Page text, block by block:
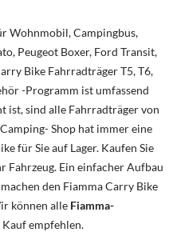
Wohnmobil, Campingbus,
Peugeot Boxer, Ford Transit,
Bike Fahrradträger T5, T6,
-Programm ist umfassend
ist, sind alle Fahrradträger von
Shop hat immer eine
für Sie auf Lager. Kaufen Sie
Fahrzeug. Ein einfacher Aufbau
den Fiamma Carry Bike
können alle Fiamma-
empfehlen.